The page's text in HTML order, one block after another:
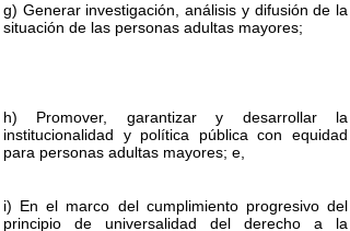
g) Generar investigación, análisis y difusión de la
situación de las personas adultas mayores;
h) Promover, garantizar y desarrollar la
institucionalidad y política pública con equidad
para personas adultas mayores; e,
i) En el marco del cumplimiento progresivo del
principio de universalidad del derecho a la